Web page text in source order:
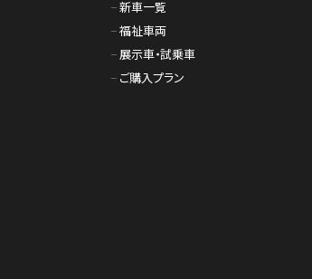
新車一覧
福祉車両
展示車・試乗車
ご購入プラン